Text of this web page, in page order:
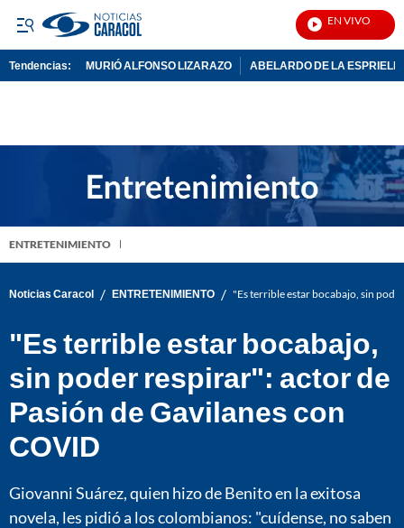
EN VIVO
Tendencias: MURIÓ ALFONSO LIZARAZO ABELARDO DE LA
ENTRETENIMIENTO
Noticias Caracol / ENTRETENIMIENTO / "Es terrible estar bocabajo, sin
"Es terrible estar bocabajo,
sin poder respirar": actor de
Pasión de Gavilanes con
COVID
Giovanni Suárez, quien hizo de Benito en la exitosa
novela, les pidió a los colombianos: "cuídense, no saben